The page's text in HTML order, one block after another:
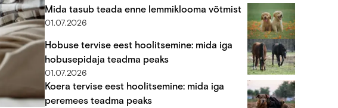
Mida tasub teada enne lemmiklooma võtmist
01.07.2026
Hobuse tervise eest hoolitsemine: mida iga
hobusepidaja teadma peaks
01.07.2026
Koera tervise eest hoolitsemine: mida iga
peremees teadma peaks